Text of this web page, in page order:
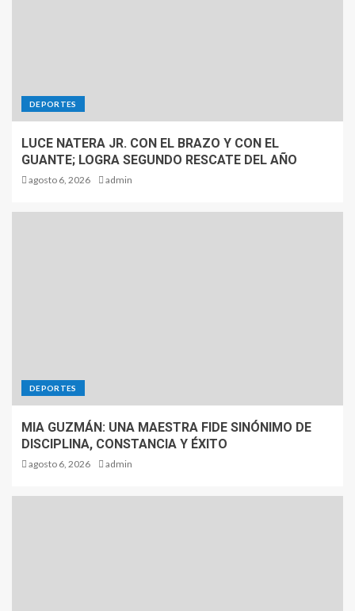
DEPORTES
LUCE NATERA JR. CON EL BRAZO Y CON EL
GUANTE; LOGRA SEGUNDO RESCATE DEL AÑO
agosto 6, 2026 admin
DEPORTES
MIA GUZMÁN: UNA MAESTRA FIDE SINÓNIMO DE
DISCIPLINA, CONSTANCIA Y ÉXITO
agosto 6, 2026 admin